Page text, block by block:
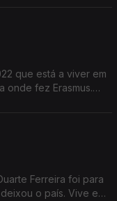
que está a viver em
onde fez Erasmus.
Ferreira foi para
o país. Vive em